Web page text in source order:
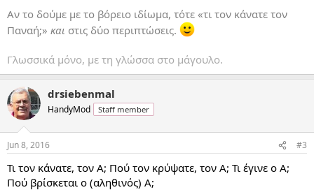
Αν το δούμε με το βόρειο ιδίωμα, τότε «τι τον κάνατε τον
Παναή;» και στις δύο περιπτώσεις.
Γλωσσικά μόνο, με τη γλώσσα στο μάγουλο.
drsiebenmal
HandyMod Staff member
Jun 8, 2016 #3
Τι τον κάνατε, τον Α; Πού τον κρύψατε, τον Α; Τι έγινε ο Α;
Πού βρίσκεται ο (αληθινός) Α;